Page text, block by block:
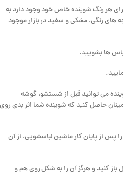
هر رنگ شوینده خاص خود وجود دارد به
های رنگی، مشکی و سفید در بازار موجود
می توانید قبل از شستشو، گوشه
حاصل کنید که شوینده شما اثر بدی روی
پس از پایان کار ماشین لباسشویی، از آن
باز کنید و هرگز آن را به شکل روی هم و